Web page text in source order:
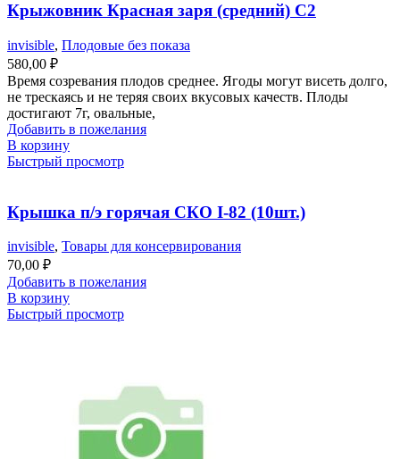
Крыжовник Красная заря (средний) С2
invisible, Плодовые без показа
580,00 ₽
Время созревания плодов среднее. Ягоды могут висеть долго,
не трескаясь и не теряя своих вкусовых качеств. Плоды
достигают 7г, овальные,
Добавить в пожелания
В корзину
Быстрый просмотр
Крышка п/э горячая СКО I-82 (10шт.)
invisible, Товары для консервирования
70,00 ₽
Добавить в пожелания
В корзину
Быстрый просмотр